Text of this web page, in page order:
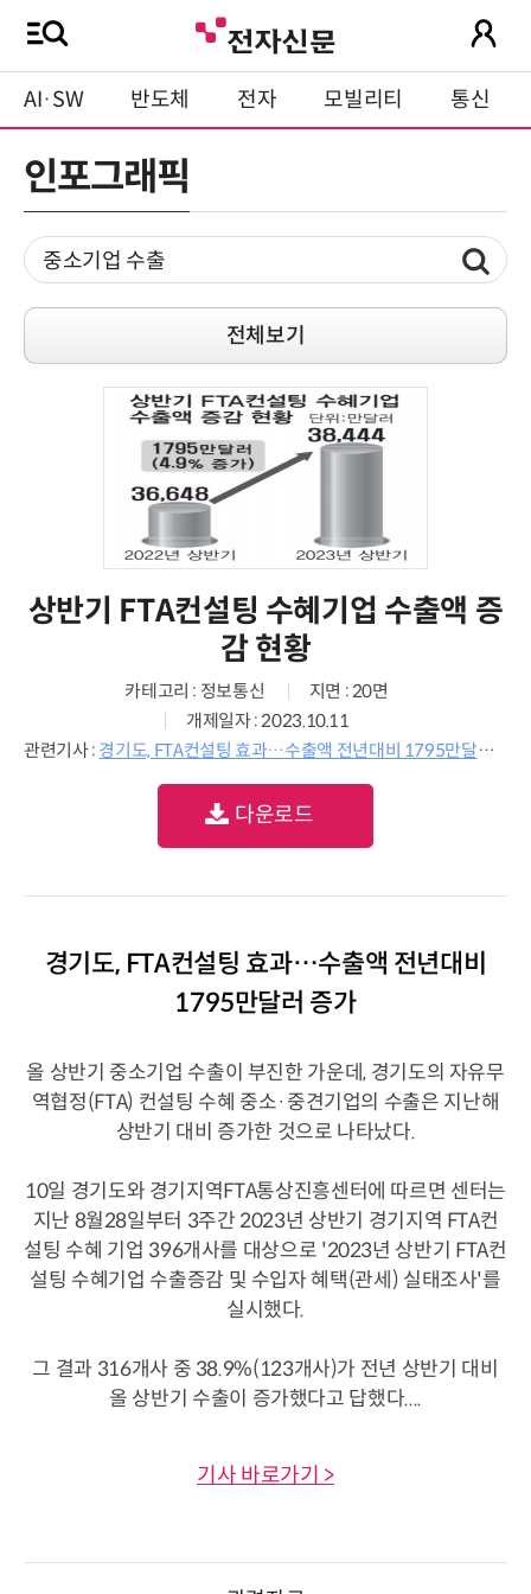
AI·SW 반도체 전자 모빌리티 통신
인포그래픽
전체보기
상반기 FTA컨설팅 수혜기업 수출액 증
감 현황
카테고리 : 정보통신
지면 : 20면
개제일자 : 2023.10.11
관련기사 : 경기도, FTA컨설팅 효과…수출액 전년대비 1795만달러 증가
다운로드
경기도, FTA컨설팅 효과…수출액 전년대비
1795만달러 증가
올 상반기 중소기업 수출이 부진한 가운데, 경기도의 자유무
역협정(FTA) 컨설팅 수혜 중소·중견기업의 수출은 지난해
상반기 대비 증가한 것으로 나타났다.
10일 경기도와 경기지역FTA통상진흥센터에 따르면 센터는
지난 8월28일부터 3주간 2023년 상반기 경기지역 FTA컨
설팅 수혜 기업 396개사를 대상으로 '2023년 상반기 FTA컨
설팅 수혜기업 수출증감 및 수입자 혜택(관세) 실태조사'를
실시했다.
그 결과 316개사 중 38.9%(123개사)가 전년 상반기 대비
올 상반기 수출이 증가했다고 답했다....
기사 바로가기 >